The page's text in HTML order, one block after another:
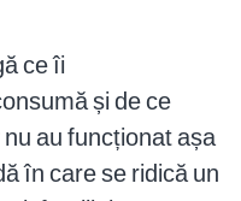
ce îi
și de ce
au funcționat așa
în care se ridică un